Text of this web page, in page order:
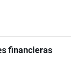
financieras